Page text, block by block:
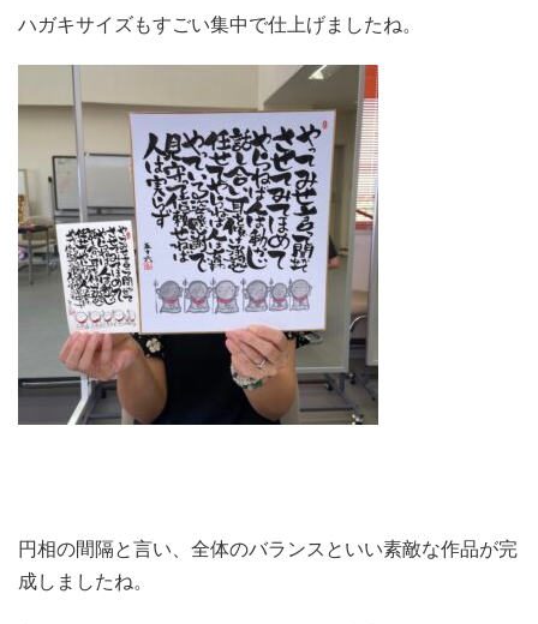
ハガキサイズもすごい集中で仕上げましたね。
円相の間隔と言い、全体のバランスといい素敵な作品が完
成しましたね。